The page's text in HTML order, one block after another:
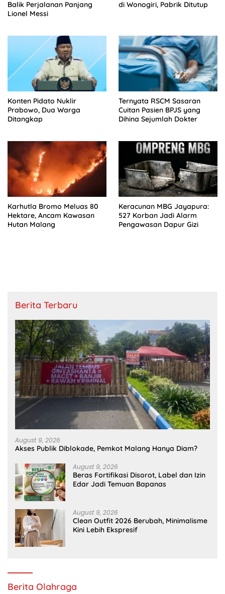
Balik Perjalanan Panjang
Lionel Messi
di Wonogiri, Pabrik Ditutup
Konten Pidato Nuklir
Prabowo, Dua Warga
Ditangkap
Ternyata RSCM Sasaran
Cuitan Pasien BPJS yang
Dihina Sejumlah Dokter
Karhutla Bromo Meluas 80
Hektare, Ancam Kawasan
Hutan Malang
Keracunan MBG Jayapura:
527 Korban Jadi Alarm
Pengawasan Dapur Gizi
Berita Terbaru
August 9, 2026
Akses Publik Diblokade, Pemkot Malang Hanya Diam?
August 9, 2026
Beras Fortifikasi Disorot, Label dan Izin
Edar Jadi Temuan Bapanas
August 9, 2026
Clean Outfit 2026 Berubah, Minimalisme
Kini Lebih Ekspresif
Berita Olahraga